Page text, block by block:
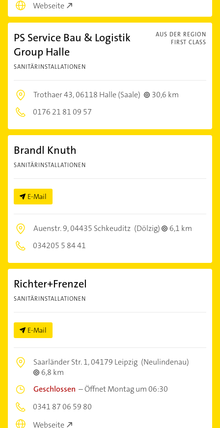
Webseite
AUS DER REGION
FIRST CLASS
PS Service Bau & Logistik
Group Halle
SANITÄRINSTALLATIONEN
Trothaer 43,06118 Halle (Saale)
30,6 km
0176 21 81 09 57
Brandl Knuth
SANITÄRINSTALLATIONEN
E-Mail
Auenstr. 9,04435 Schkeuditz (Dölzig)
6,1 km
034205 5 84 41
Richter+Frenzel
SANITÄRINSTALLATIONEN
E-Mail
Saarländer Str. 1,04179 Leipzig (Neulindenau)
6,8 km
Geschlossen –Öffnet Montag um 06:30
0341 87 06 59 80
Webseite